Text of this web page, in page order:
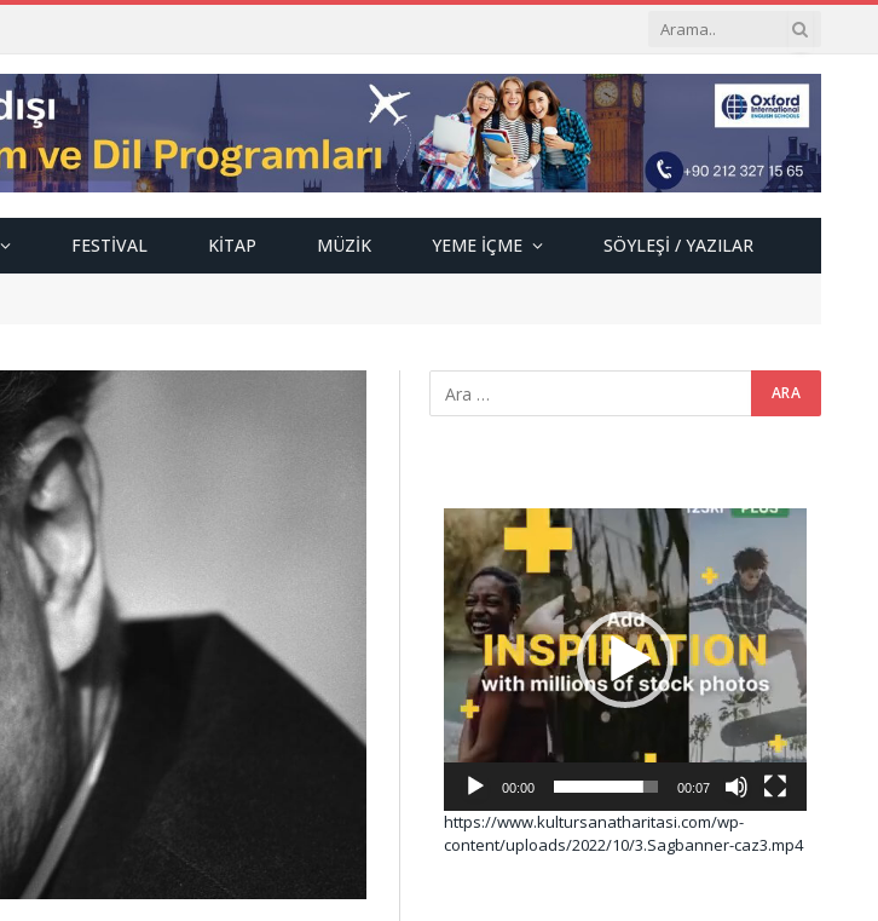
FESTIVAL KITAP MÜZIK YEME İÇME SÖYLEŞI / YAZILAR
Video
oynatıcı
00:00 00:07
https://www.kultursanatharitasi.com/wp-
content/uploads/2022/10/3.Sagbanner-caz3.mp4